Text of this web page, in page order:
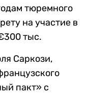
тюремного
на участие в
тыс.
Саркози,
пакт» с